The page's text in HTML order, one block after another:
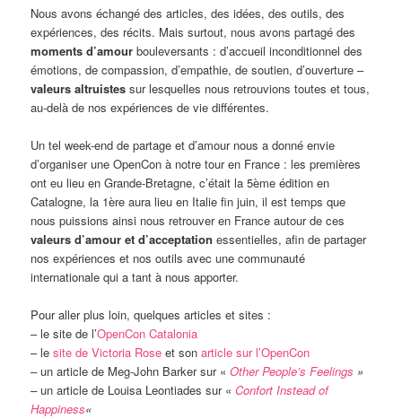
Nous avons échangé des articles, des idées, des outils, des
expériences, des récits. Mais surtout, nous avons partagé des
moments d’amour bouleversants : d’accueil inconditionnel des
émotions, de compassion, d’empathie, de soutien, d’ouverture –
valeurs altruistes sur lesquelles nous retrouvions toutes et tous,
au-delà de nos expériences de vie différentes.
Un tel week-end de partage et d’amour nous a donné envie
d’organiser une OpenCon à notre tour en France : les premières
ont eu lieu en Grande-Bretagne, c’était la 5ème édition en
Catalogne, la 1ère aura lieu en Italie fin juin, il est temps que
nous puissions ainsi nous retrouver en France autour de ces
valeurs d’amour et d’acceptation essentielles, afin de partager
nos expériences et nos outils avec une communauté
internationale qui a tant à nous apporter.
Pour aller plus loin, quelques articles et sites :
– le site de l’OpenCon Catalonia
– lesite de Victoria Rose et sonarticle sur l’OpenCon
–un article de Meg-John Barker sur «Other People’s Feelings »
–un article de Louisa Leontiades sur «Confort Instead of
Happiness«